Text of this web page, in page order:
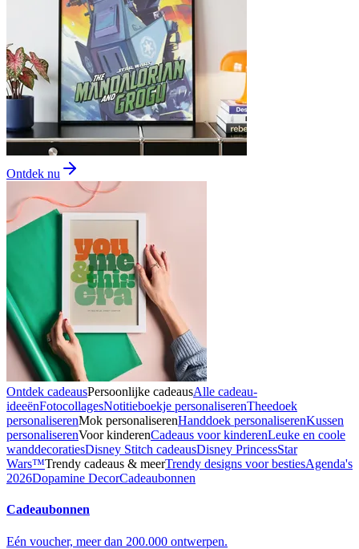
Ontdek nu
Ontdek cadeausPersoonlijke cadeausAlle cadeau-
ideeënFotocollagesNotitieboekje personaliserenTheedoek
personaliserenMok personaliserenHanddoek personaliserenKussen
personaliserenVoor kinderenCadeaus voor kinderenLeuke en coole
wanddecoratiesDisney Stitch cadeausDisney PrincessStar
Wars™Trendy cadeaus & meerTrendy designs voor bestiesAgenda's
2026Dopamine DecorCadeaubonnen
Cadeaubonnen
Eén voucher, meer dan 200.000 ontwerpen.